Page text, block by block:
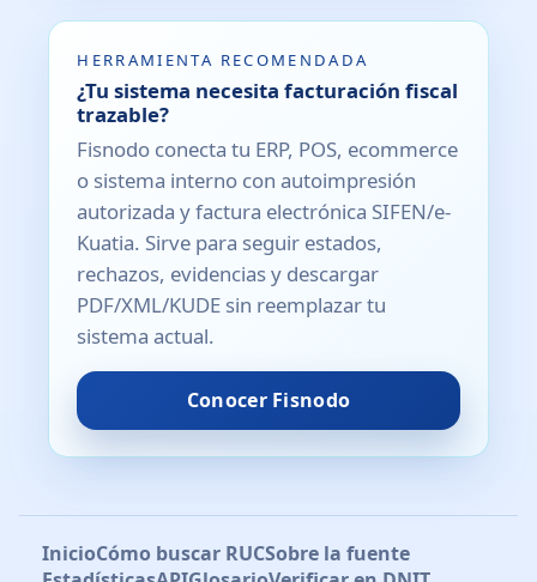
HERRAMIENTA RECOMENDADA
¿Tu sistema necesita facturación fiscal
trazable?
Fisnodo conecta tu ERP, POS, ecommerce
o sistema interno con autoimpresión
autorizada y factura electrónica SIFEN/e-
Kuatia. Sirve para seguir estados,
rechazos, evidencias y descargar
PDF/XML/KUDE sin reemplazar tu
sistema actual.
Conocer Fisnodo
InicioCómo buscar RUCSobre la fuente